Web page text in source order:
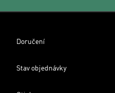
Doručení
Stav objednávky